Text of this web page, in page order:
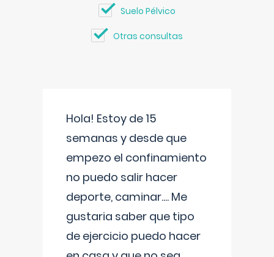
Suelo Pélvico
Otras consultas
Hola! Estoy de 15
semanas y desde que
empezo el confinamiento
no puedo salir hacer
deporte, caminar.... Me
gustaria saber que tipo
de ejercicio puedo hacer